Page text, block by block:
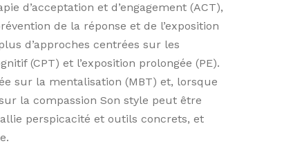
d’acceptation et d’engagement (ACT),
de la réponse et de l’exposition
d’approches centrées sur les
(CPT) et l’exposition prolongée (PE).
sur la mentalisation (MBT) et, lorsque
la compassion Son style peut être
perspicacité et outils concrets, et